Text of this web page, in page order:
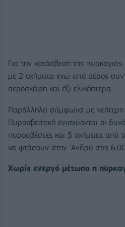
Για την κατάσβεση της
με 2 οχήματα ενώ από αέρος
αεροσκάφη και έξι ελικόπτερα.
Παράλληλα σύμφωνα με
Πυροσβεστική ενισχύονται οι
πυροσβέστες και 5 οχήματα από
να φτάσουν στην 'Ανδρο στις
Χωρίς ενεργό μέτωπο η